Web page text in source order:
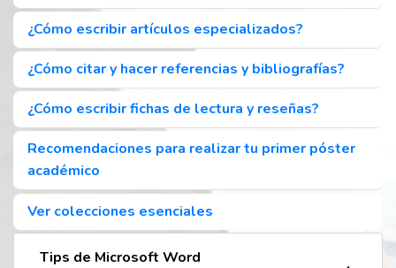
¿Cómo escribir artículos especializados?
¿Cómo citar y hacer referencias y bibliografías?
¿Cómo escribir fichas de lectura y reseñas?
Recomendaciones para realizar tu primer póster
académico
Ver colecciones esenciales
Tips de Microsoft Word